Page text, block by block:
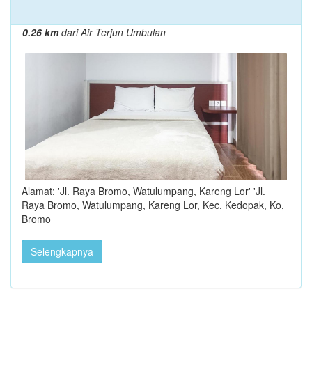
0.26 kmdari Air Terjun Umbulan
Alamat: 'Jl. Raya Bromo, Watulumpang, Kareng Lor' 'Jl.
Raya Bromo, Watulumpang, Kareng Lor, Kec. Kedopak, Ko,
Bromo
Selengkapnya